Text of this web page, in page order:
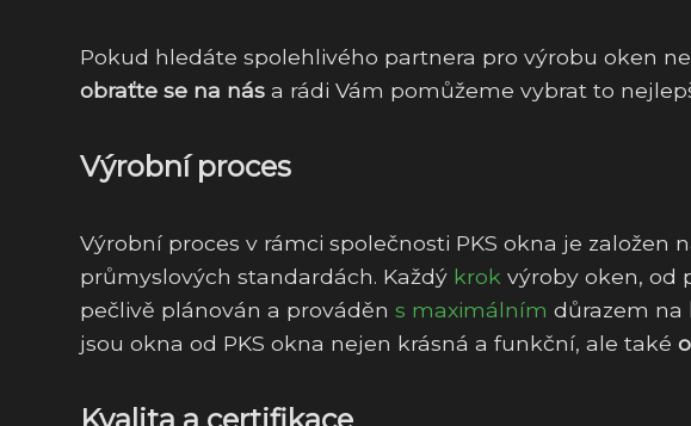
Pokud hledáte spolehlivého partnera pro výrobu oken
obraťte se na nás a rádi Vám pomůžeme vybrat to
Výrobní proces
Výrobní proces v rámci společnosti PKS okna je
průmyslových standardách. Každý krok výroby oken, od
pečlivě plánován a prováděn s maximálním důrazem na
jsou okna od PKS okna nejen krásná a funkční, ale také